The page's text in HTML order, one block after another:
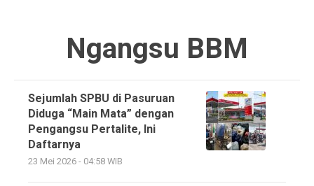
Ngangsu BBM
Sejumlah SPBU di Pasuruan
Diduga “Main Mata” dengan
Pengangsu Pertalite, Ini
Daftarnya
23 Mei 2026 - 04:58 WIB